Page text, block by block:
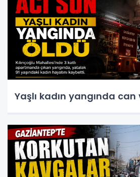
Yaşlı kadın yangında can